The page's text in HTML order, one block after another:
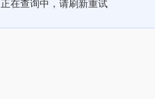
正在查询中，请刷新重试